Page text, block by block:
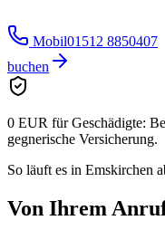
Mobil01512 8850407
buchen
0 EUR für Geschädigte:
gegnerische Versicherung.
So läuft es in Emskirchen
Von Ihrem